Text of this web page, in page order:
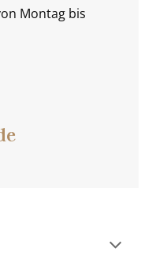
Montag bis